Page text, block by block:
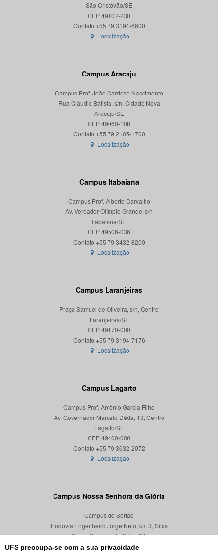
UFS preocupa-se com a sua privacidade
São Cristóvão/SE
CEP 49107-230
Localização
Campus Aracaju
Campus Prof. João Cardoso Nascimento
Rua Cláudio Batista, s/n, Cidade Nova
Aracaju/SE
CEP 49060-108
Localização
Campus Itabaiana
Campus Prof. Alberto Carvalho
Av. Vereador Olímpio Grande, s/n
Itabaiana/SE
CEP 49506-036
Localização
Campus Laranjeiras
Praça Samuel de Oliveira, s/n, Centro
Laranjeiras/SE
CEP 49170-000
Localização
Campus Lagarto
Campus Prof. Antônio Garcia Filho
Av. Governador Marcelo Déda, 13, Centro
Lagarto/SE
CEP 49400-000
Localização
Campus Nossa Senhora da Glória
Campus do Sertão
Rodovia Engenheiro Jorge Neto, km 3, Silos
Nossa Senhora da Glória/SE
CEP 49680-000